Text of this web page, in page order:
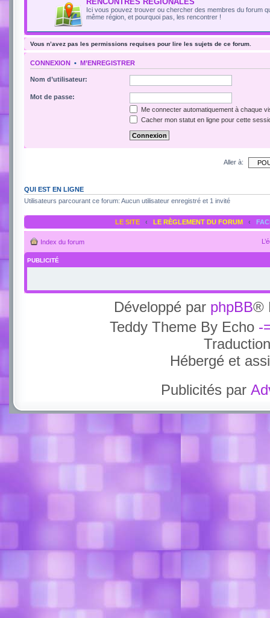
Ici vous pouvez trouver ou chercher des membres du forum
même région, et pourquoi pas, les rencontrer !
Vous n’avez pas les permissions requises pour lire les sujets de ce forum.
CONNEXION • M’ENREGISTRER
Nom d’utilisateur:
Mot de passe:
Me connecter automatiquement à chaque
Cacher mon statut en ligne pour cette
Aller à:
QUI EST EN LIGNE
Utilisateurs parcourant ce forum: Aucun utilisateur enregistré et 1 invité
LE SITE ‹ LE RÈGLEMENT DU FORUM ‹
Index du forum
PUBLICITÉ
Développé par phpBB®
Teddy Theme By Echo -
Hébergé et
Publicités par